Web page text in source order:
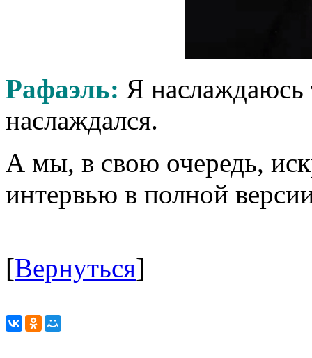
Рафаэль: Я наслаждаюсь
наслаждался.
А мы, в свою очередь,
интервью в полной
[Вернуться]